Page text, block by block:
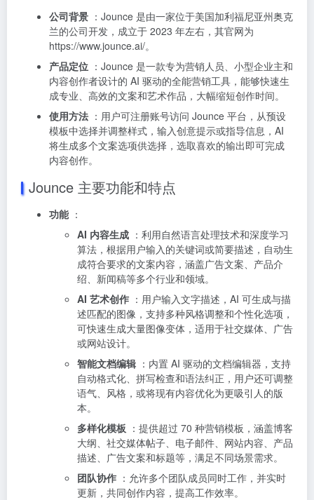
公司背景 ：Jounce 是由一家位于美国加利福尼亚州奥克
兰的公司开发，成立于 2023 年左右，其官网为
https://www.jounce.ai/。
产品定位 ：Jounce 是一款专为营销人员、小型企业主和
内容创作者设计的 AI 驱动的全能营销工具，能够快速生
成专业、高效的文案和艺术作品，大幅缩短创作时间。
使用方法 ：用户可注册账号访问 Jounce 平台，从预设
模板中选择并调整样式，输入创意提示或指导信息，AI
将生成多个文案选项供选择，选取喜欢的输出即可完成
内容创作。
Jounce 主要功能和特点
功能：
AI 内容生成 ：利用自然语言处理技术和深度学习
算法，根据用户输入的关键词或简要描述，自动生
成符合要求的文案内容，涵盖广告文案、产品介
绍、新闻稿等多个行业和领域。
AI 艺术创作 ：用户输入文字描述，AI 可生成与描
述匹配的图像，支持多种风格调整和个性化选项，
可快速生成大量图像变体，适用于社交媒体、广告
或网站设计。
智能文档编辑 ：内置 AI 驱动的文档编辑器，支持
自动格式化、拼写检查和语法纠正，用户还可调整
语气、风格，或将现有内容优化为更吸引人的版
本。
多样化模板 ：提供超过 70 种营销模板，涵盖博客
大纲、社交媒体帖子、电子邮件、网站内容、产品
描述、广告文案和标题等，满足不同场景需求。
团队协作 ：允许多个团队成员同时工作，并实时
更新，共同创作内容，提高工作效率。